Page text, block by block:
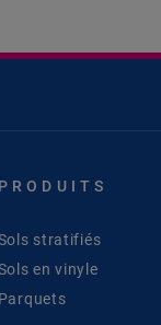
PRODUITS
stratifiés
en vinyle
Parquets